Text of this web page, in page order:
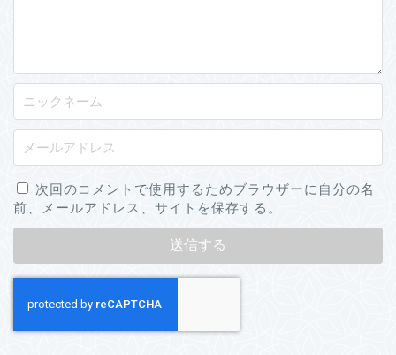
次回のコメントで使用するためブラウザーに自分の名
前、メールアドレス、サイトを保存する。